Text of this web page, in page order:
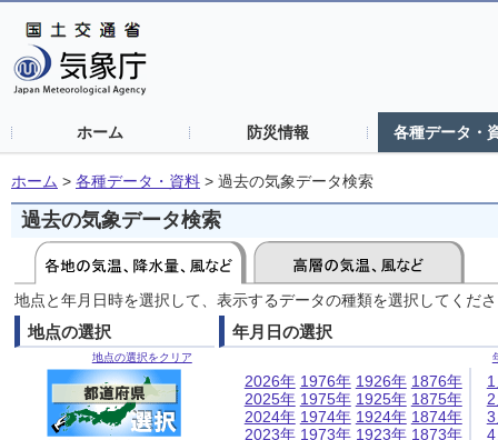
ホーム 防災情報 各種データ・
ホーム > 各種データ・資料 > 過去の気象データ検索
過去の気象データ検索
地点と年月日時を選択して、表示するデータの種類を選択してくだ
地点の選択
地点の選択をクリア
年月日の選択
2026年
2025年
2024年
2023年
1976年
1975年
1974年
1973年
1926年
1925年
1924年
1923年
1876年
1875年
1874年
1873年